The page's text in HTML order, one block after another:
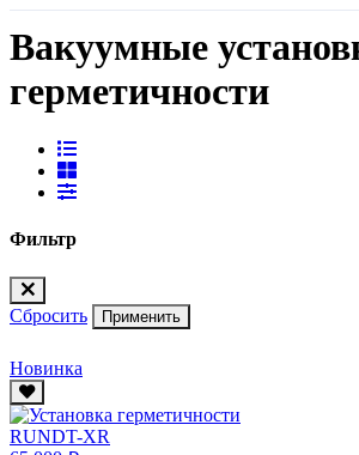
Вакуумные
герметичности
Фильтр
Сбросить Применить
Новинка